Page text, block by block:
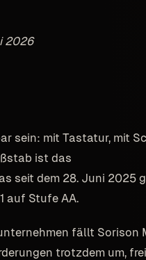
2026
sein: mit Tastatur, mit
ist das
seit dem 28. Juni 2025
auf Stufe AA.
fällt Sorison
trotzdem um,